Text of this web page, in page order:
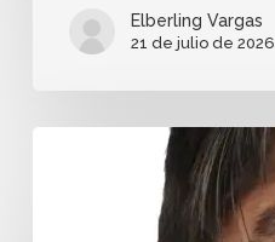
Elberling Vargas
21 de julio de 2026